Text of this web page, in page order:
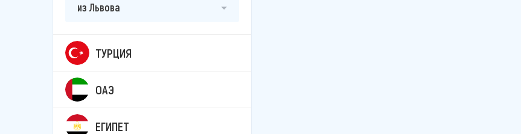
из Львова
ТУРЦИЯ
ОАЭ
ЕГИПЕТ